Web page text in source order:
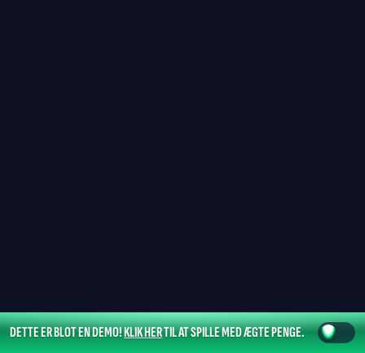
DETTE ER BLOT EN DEMO!KLIK HERTIL AT SPILLE MED ÆGTE PENGE.